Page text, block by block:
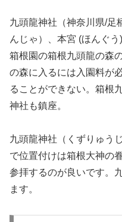
九頭龍神社（神奈川県/足
んじゃ）、本宮 (ほんぐ
箱根園の箱根九頭龍の森
の森に入るには入園料が
ることができない。箱根
神社も鎮座。
九頭龍神社（くずりゅう
で位置付けは箱根大神の
参拝するのが良いです。
ます。